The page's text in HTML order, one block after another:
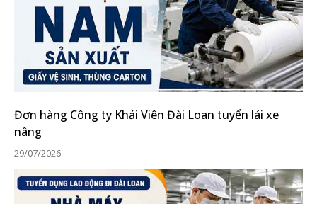
Đơn hàng Công ty Khải Viên Đài Loan tuyển lái xe
nâng
29/07/2026